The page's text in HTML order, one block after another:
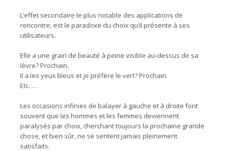
L’effet secondaire le plus notable des applications de
rencontre, est le paradoxe du choix qu’il présente à ses
utilisateurs.
Elle a une grain de beauté à peine visible au-dessus de sa
lèvre? Prochain.
Il a les yeux bleus et je préfère le vert? Prochain.
Etc. …
Les occasions infinies de balayer à gauche et à droite font
souvent que les hommes et les femmes deviennent
paralysés par choix, cherchant toujours la prochaine grande
chose, et bien sûr, ne se sentent jamais pleinement
satisfaits.